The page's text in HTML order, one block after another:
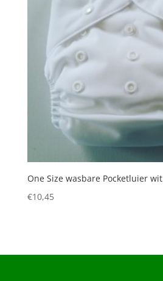
One Size wasbare Pocketluier wit
€10,45